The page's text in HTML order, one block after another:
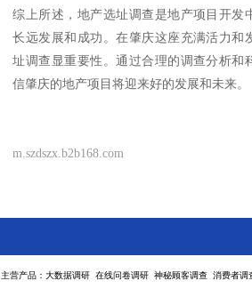
综上所述，地产选址调查是地产项目开发
长远发展和成功。在肇庆这座充满活力和
址调查显重要性。通过合理的调查分析和
信肇庆的地产项目将迎来好的发展和未来。
m.szdszx.b2b168.com
主营产品：大数据调研 在线问卷调研 神秘顾客调查 消费者